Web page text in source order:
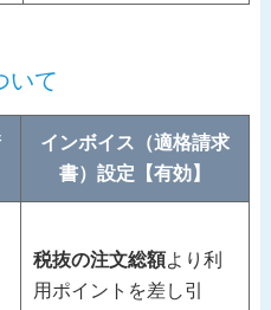
いて
インボイス（適格請求
書）設定【有効】
税抜の注文総額より利
用ポイントを差し引